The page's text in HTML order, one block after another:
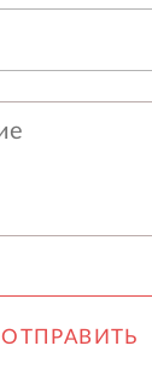
ОТПРАВИТЬ